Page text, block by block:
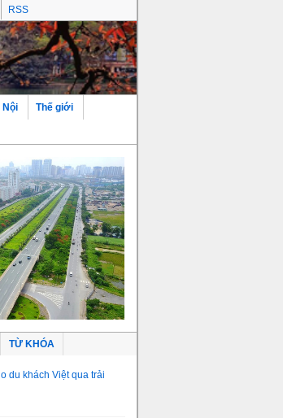
RSS
Nội Thế giới
TỪ KHÓA
du khách Việt qua trải